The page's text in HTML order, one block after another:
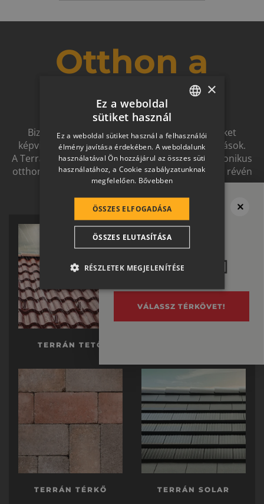
Megvan a tető?
Ne felejtsd el
a térburkolatot se!
VÁLASSZ TÉRKÖVET!
Otthon a
jövőben
Biztonságot nyújtó, és magas esztétikai értéket
képviselő, egymással szinergiát alkotó megoldások.
A Terrán ernyőmárkának köszönhetően a harmonikus
otthon átfogó, egymásra épülő rendszerelemek révén
ölthet formát.
TERRÁN TETŐ
TERRÁN TÉRKŐ TERRÁN SOLAR
HUNGARIAN
SLOVAK
GERMAN
ROMANIAN
CROATIAN
SR
RO-HU
ITALIAN
×
Ez a weboldal
sütiket használ
Ez a weboldal sütiket használ a felhasználói
élmény javítása érdekében. A weboldalunk
használatával Ön hozzájárul az összes süti
használatához, a Cookie szabályzatunknak
megfelelően. Bővebben
ÖSSZES ELFOGADÁSA
ÖSSZES ELUTASÍTÁSA
RÉSZLETEK MEGJELENÍTÉSE